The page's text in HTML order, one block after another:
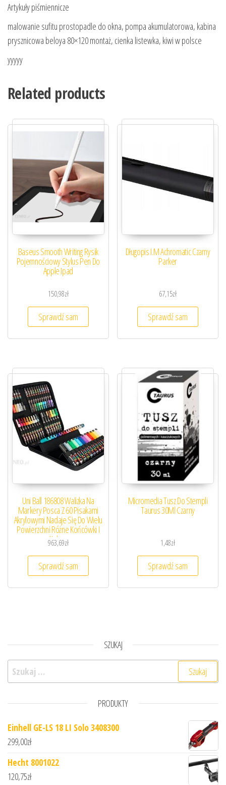
Artykuły piśmiennicze
malowanie sufitu prostopadle do okna, pompa akumulatorowa, kabina
prysznicowa beloya 80×120 montaż, cienka listewka, kiwi w polsce
yyyyy
Related products
Baseus Smooth Writing Rysik
Pojemnościowy Stylus Pen Do
Apple Ipad
150,98zł
Sprawdź sam
Długopis I.M Achromatic Czarny
Parker
67,15zł
Sprawdź sam
Uni Ball 186808 Walizka Na
Markery Posca Z 60 Pisakami
Akrylowymi Nadaje Się Do Wielu
Powierzchni Różne Końcówki I
Kolory
963,69zł
Sprawdź sam
Micromedia Tusz Do Stempli
Taurus 30Ml Czarny
1,48zł
Sprawdź sam
SZUKAJ
Szukaj:
PRODUKTY
Einhell GE-LS 18 LI Solo 3408300
299,00zł
Hecht 8001022
120,75zł